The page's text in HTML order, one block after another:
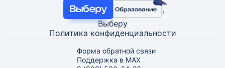
Выберу
Политика конфиденциальности
Форма обратной связи
Поддержка в MAX